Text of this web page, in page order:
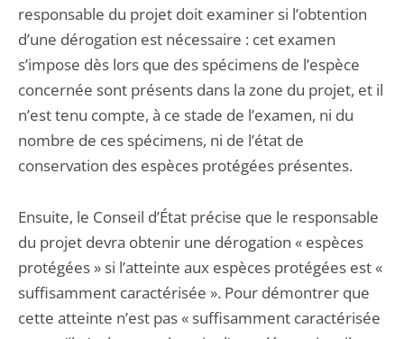
responsable du projet doit examiner si l’obtention
d’une dérogation est nécessaire : cet examen
s’impose dès lors que des spécimens de l’espèce
concernée sont présents dans la zone du projet, et il
n’est tenu compte, à ce stade de l’examen, ni du
nombre de ces spécimens, ni de l’état de
conservation des espèces protégées présentes.
Ensuite, le Conseil d’État précise que le responsable
du projet devra obtenir une dérogation « espèces
protégées » si l’atteinte aux espèces protégées est «
suffisamment caractérisée ». Pour démontrer que
cette atteinte n’est pas « suffisamment caractérisée